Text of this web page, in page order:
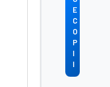
E
C
O
P
I
I